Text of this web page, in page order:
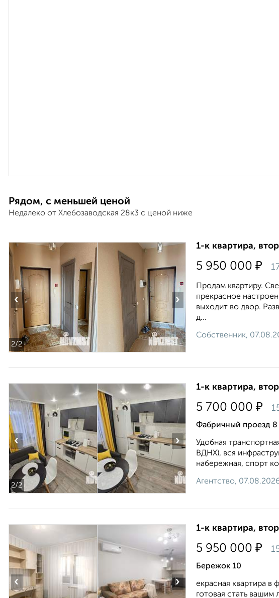
Рядом, с меньшей ценой
Недалеко от Хлебозаводская 28к3 с ценой ниже
2/2
‹ ›
1-к квартира,
5 950 000 ₽
Продам квартиру.
прекрасное
выходит во двор.
д...
Собственник,
2/2
‹ ›
1-к квартира,
5 700 000 ₽
Фабричный проезд 8
Удобная
ВДНХ), вся
набережная, спорт
Агентство,
‹ ›
1-к квартира,
5 950 000 ₽
Бережок 10
екрасная квартира в
готовая стать